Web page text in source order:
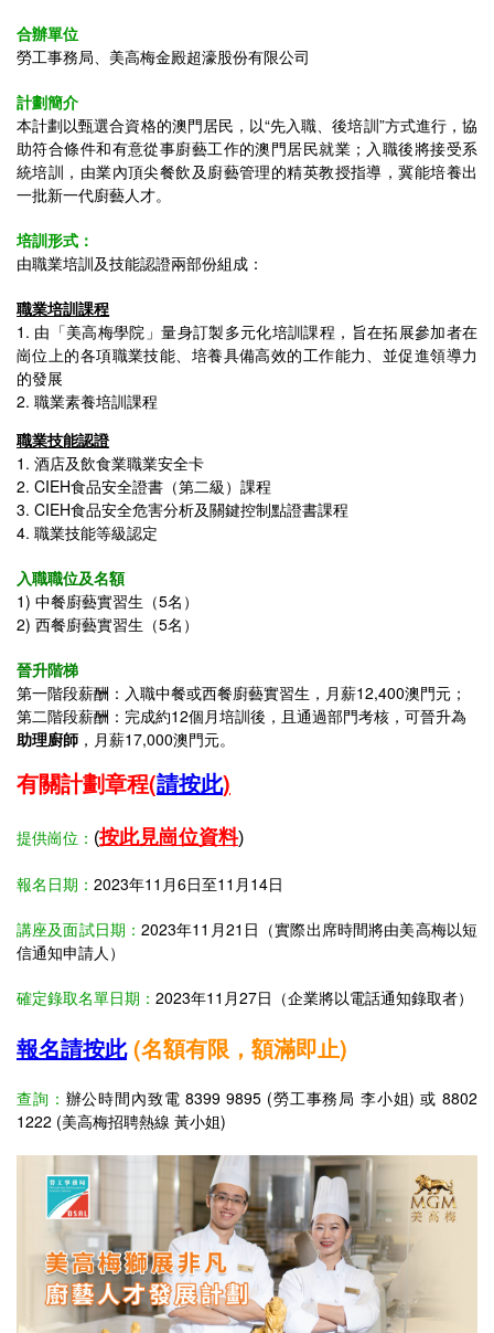
合辦單位
勞工事務局、美高梅金殿超濠股份有限公司
計劃簡介
本計劃以甄選合資格的澳門居民，以“先入職、後培訓”方式進行，協
助符合條件和有意從事廚藝工作的澳門居民就業；入職後將接受系
統培訓，由業內頂尖餐飲及廚藝管理的精英教授指導，冀能培養出
一批新一代廚藝人才。
培訓形式：
由職業培訓及技能認證兩部份組成：
職業培訓課程
1. 由「美高梅學院」量身訂製多元化培訓課程，旨在拓展參加者在
崗位上的各項職業技能、培養具備高效的工作能力、並促進領導力
的發展
2. 職業素養培訓課程
職業技能認證
1. 酒店及飲食業職業安全卡
2. CIEH食品安全證書（第二級）課程
3. CIEH食品安全危害分析及關鍵控制點證書課程
4. 職業技能等級認定
入職職位及名額
1) 中餐廚藝實習生（5名）
2) 西餐廚藝實習生（5名）
晉升階梯
第一階段薪酬：入職中餐或西餐廚藝實習生，月薪12,400澳門元；
第二階段薪酬：完成約12個月培訓後，且通過部門考核，可晉升為
助理廚師 ，月薪17,000澳門元。
有關計劃章程(請按此)
提供崗位： (按此見崗位資料)
報名日期： 2023年11月6日至11月14日
講座及面試日期：2023年11月21日（實際出席時間將由美高梅以短
信通知申請人）
確定錄取名單日期： 2023年11月27日（企業將以電話通知錄取者）
報名請按此 (名額有限，額滿即止)
查詢： 辦公時間內致電 8399 9895 (勞工事務局 李小姐) 或8802
1222 (美高梅招聘熱線 黃小姐)​